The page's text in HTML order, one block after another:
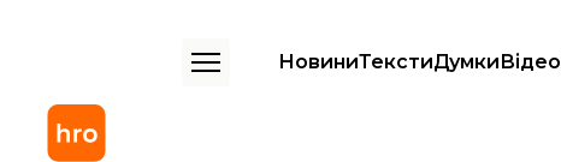
НовиниТекстиДумкиВідео